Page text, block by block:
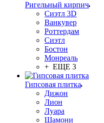
Ригельный кирпич
Сиэтл 3D
Ванкувер
Роттердам
Сиэтл
Бостон
Монреаль
+ ЕЩЕ 3
Гипсовая плитка
Дижон
Лион
Луара
Шамони